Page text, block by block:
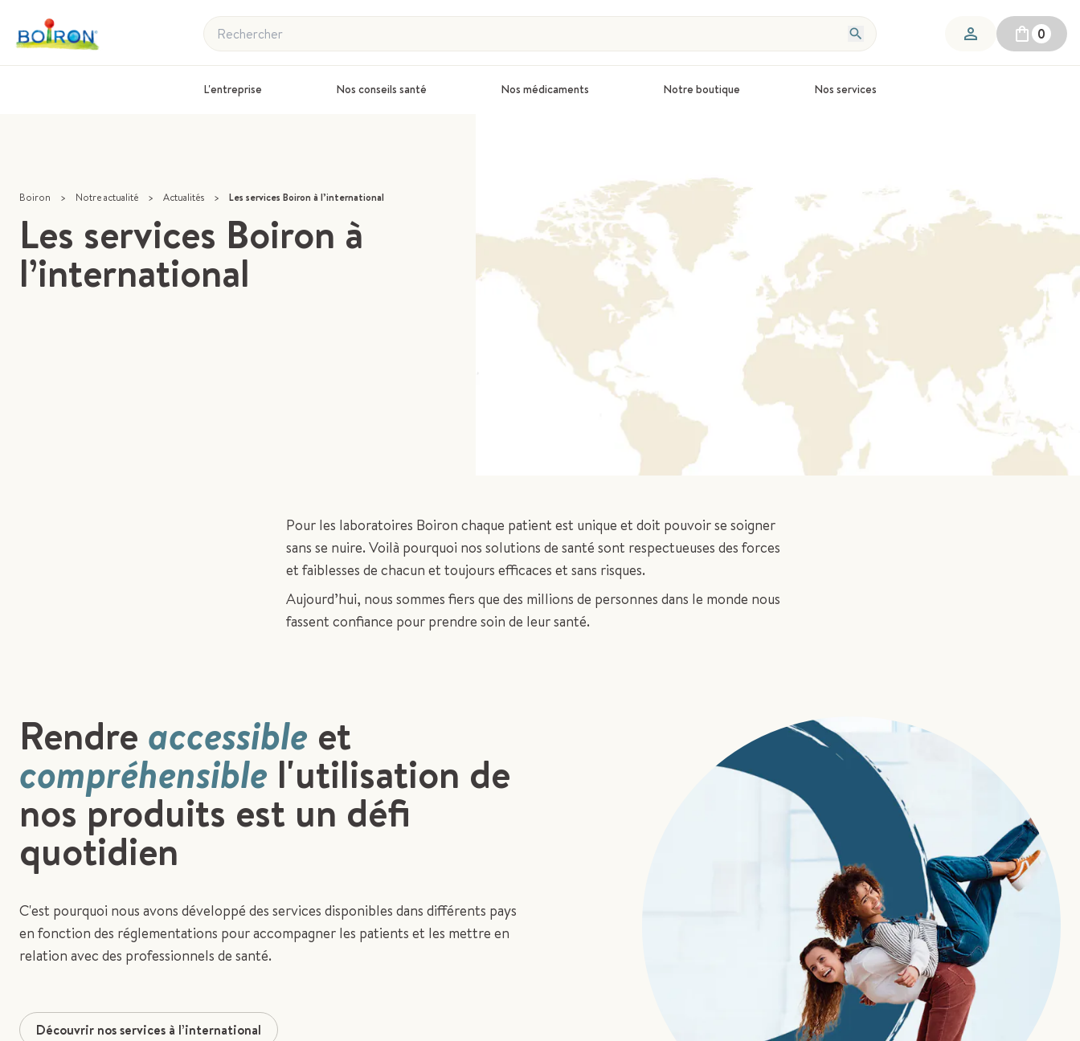
Rechercher 0
L'entreprise Nos conseils santé Nos médicaments Notre boutique Nos services
Boiron > Notre actualité > Actualités > Les services Boiron à l’international
Les services Boiron à
l’international
Pour les laboratoires Boiron chaque patient est unique et doit pouvoir se soigner
sans se nuire. Voilà pourquoi nos solutions de santé sont respectueuses des forces
et faiblesses de chacun et toujours efficaces et sans risques.
Aujourd’hui, nous sommes fiers que des millions de personnes dans le monde nous
fassent confiance pour prendre soin de leur santé.
Rendre accessible et
compréhensible l'utilisation de
nos produits est un défi
quotidien
C'est pourquoi nous avons développé des services disponibles dans différents pays
en fonction des réglementations pour accompagner les patients et les mettre en
relation avec des professionnels de santé.
Découvrir nos services à l’international